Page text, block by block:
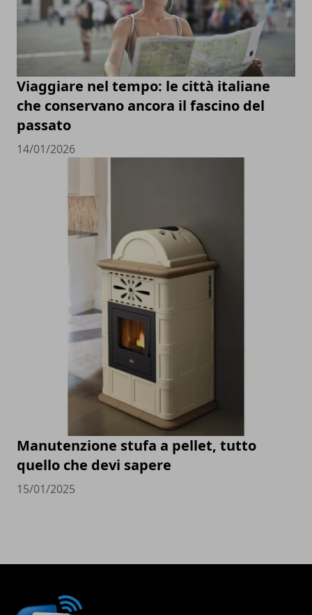
Viaggiare nel tempo: le città italiane
che conservano ancora il fascino del
passato
14/01/2026
Manutenzione stufa a pellet, tutto
quello che devi sapere
15/01/2025